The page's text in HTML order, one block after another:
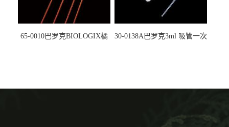
65-0010巴罗克BIOLOGIX橘
30-0138A巴罗克3ml 吸管一次